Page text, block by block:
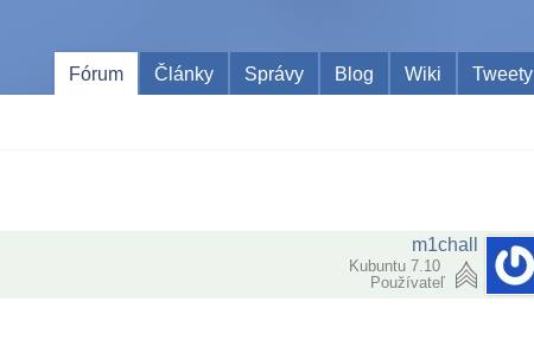
Fórum
Články Správy Blog Wiki Tweety
m1chall
Kubuntu 7.10
Používateľ